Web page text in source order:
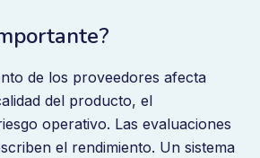
de los proveedores afecta
del producto, el
operativo. Las evaluaciones
el rendimiento. Un sistema